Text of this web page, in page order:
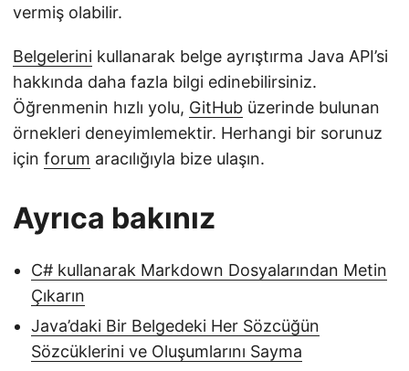
vermiş olabilir.
Belgelerini kullanarak belge ayrıştırma Java API’si
hakkında daha fazla bilgi edinebilirsiniz.
Öğrenmenin hızlı yolu, GitHub üzerinde bulunan
örnekleri deneyimlemektir. Herhangi bir sorunuz
için forum aracılığıyla bize ulaşın.
Ayrıca bakınız
C# kullanarak Markdown Dosyalarından Metin
Çıkarın
Java’daki Bir Belgedeki Her Sözcüğün
Sözcüklerini ve Oluşumlarını Sayma